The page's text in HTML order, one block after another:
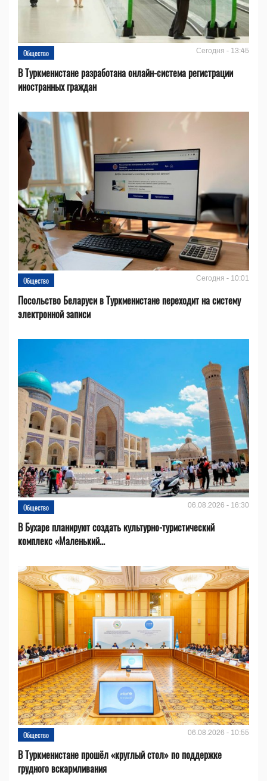
Общество Сегодня - 13:45
В Туркменистане разработана онлайн-система регистрации
иностранных граждан
Общество Сегодня - 10:01
Посольство Беларуси в Туркменистане переходит на систему
электронной записи
Общество 06.08.2026 - 16:30
В Бухаре планируют создать культурно-туристический
комплекс «Маленький...
Общество 06.08.2026 - 10:55
В Туркменистане прошёл «круглый стол» по поддержке
грудного вскармливания